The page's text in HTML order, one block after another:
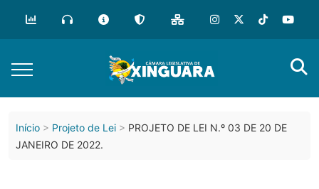
Início Projeto de Lei
PROJETO DE LEI N.º 03 DE 20 DE
JANEIRO DE 2022.